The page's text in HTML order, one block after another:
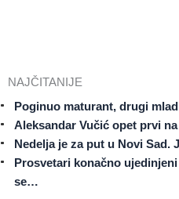
NAJČITANIJE
Poginuo maturant, drugi
Aleksandar Vučić opet prvi
Nedelja je za put u Novi Sad.
Prosvetari konačno
se…